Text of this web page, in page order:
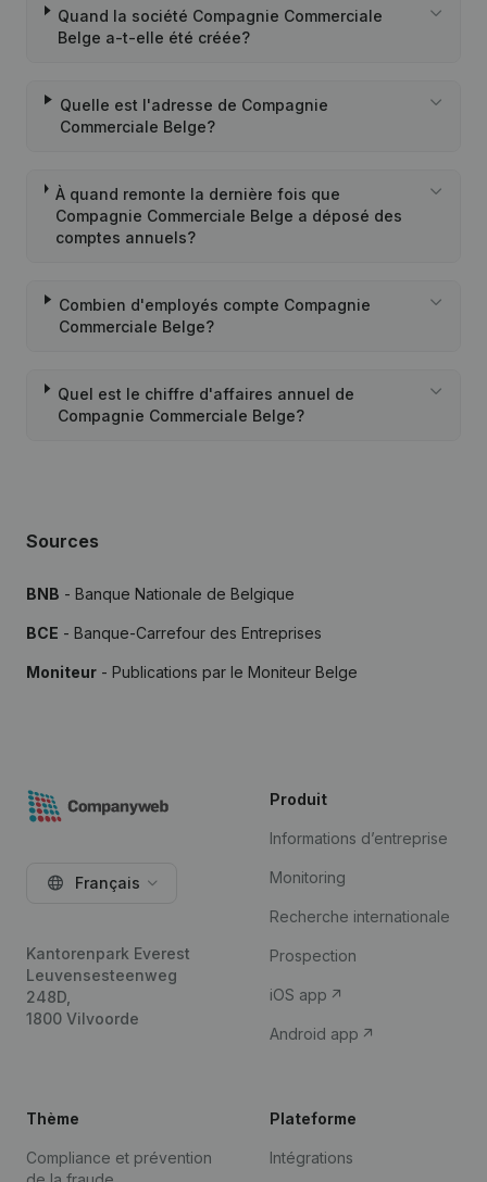
Quand la société Compagnie Commerciale
Belge a-t-elle été créée?
Quelle est l'adresse de Compagnie
Commerciale Belge?
À quand remonte la dernière fois que
Compagnie Commerciale Belge a déposé des
comptes annuels?
Combien d'employés compte Compagnie
Commerciale Belge?
Quel est le chiffre d'affaires annuel de
Compagnie Commerciale Belge?
Sources
BNB - Banque Nationale de Belgique
BCE - Banque-Carrefour des Entreprises
Moniteur - Publications par le Moniteur Belge
Français
Kantorenpark Everest
Leuvensesteenweg
248D,
1800 Vilvoorde
Produit
Informations d’entreprise
Monitoring
Recherche internationale
Prospection
iOS app
Android app
Thème
Compliance et prévention
Plateforme
Intégrations